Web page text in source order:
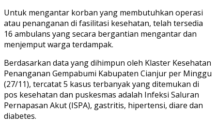
Untuk mengantar korban yang membutuhkan operasi
atau penanganan di fasilitasi kesehatan, telah tersedia
16 ambulans yang secara bergantian mengantar dan
menjemput warga terdampak.
Berdasarkan data yang dihimpun oleh Klaster Kesehatan
Penanganan Gempabumi Kabupaten Cianjur per Minggu
(27/11), tercatat 5 kasus terbanyak yang ditemukan di
pos kesehatan dan puskesmas adalah Infeksi Saluran
Pernapasan Akut (ISPA), gastritis, hipertensi, diare dan
diabetes.